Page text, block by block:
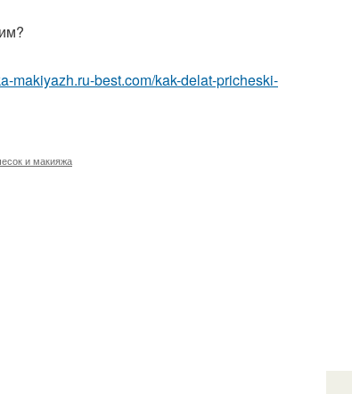
makiyazh.ru-best.com/kak-delat-pricheski-
и макияжа